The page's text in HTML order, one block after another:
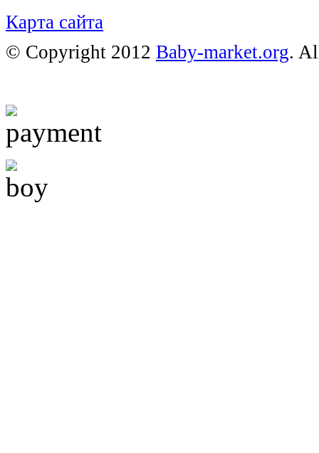
Карта сайта
© Copyright 2012 Baby-market.org.